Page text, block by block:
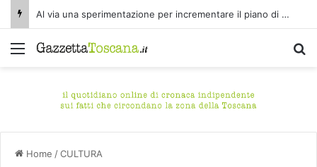
Al via una sperimentazione per incrementare il piano di spazzamento del centro storico di Fucecchio
Menu
Home /CULTURA